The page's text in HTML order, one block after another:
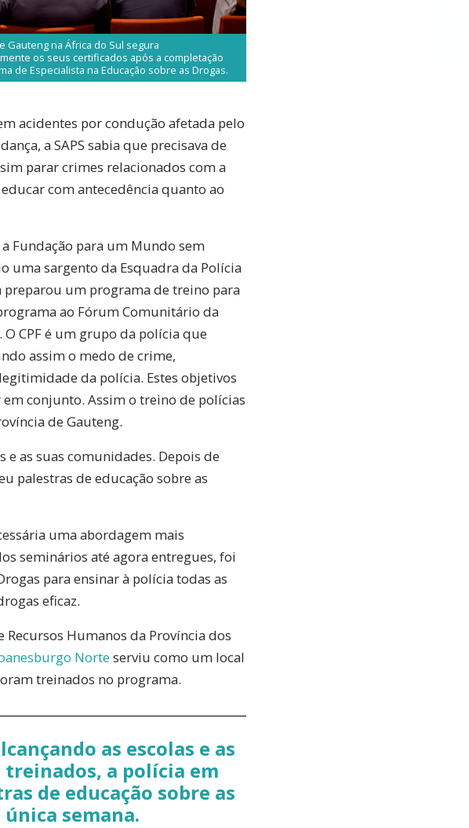
Gauteng na África do Sul segura
os seus certificados após a completação
de Especialista na Educação sobre as Drogas.
acidentes por condução afetada pelo
a SAPS sabia que precisava de
parar crimes relacionados com a
com antecedência quanto ao
Fundação para um Mundo sem
uma sargento da Esquadra da Polícia
preparou um programa de treino para
ao Fórum Comunitário da
CPF é um grupo da polícia que
assim o medo de crime,
da polícia. Estes objetivos
conjunto. Assim o treino de polícias
de Gauteng.
e as suas comunidades. Depois de
palestras de educação sobre as
uma abordagem mais
seminários até agora entregues, foi
para ensinar à polícia todas as
eficaz.
Humanos da Província dos
Norteserviu como um local
treinados no programa.
as escolas e as
treinados, a polícia em
de educação sobre as
semana.